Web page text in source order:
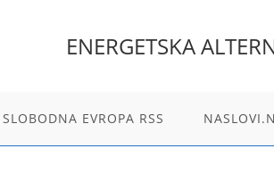
ENERGETSKA
EVROPA RSS